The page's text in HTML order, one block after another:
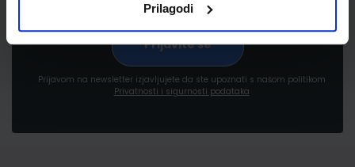
Prilagodi
Prijavom na newsletter izjavljujete da ste upoznati s našom politikom
Privatnosti i sigurnosti podataka